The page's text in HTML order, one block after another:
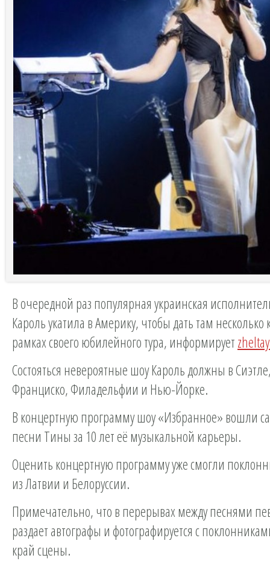
В очередной раз популярная украинская
Кароль укатила в Америку, чтобы дать там несколько
рамках своего юбилейного тура, информирует
Состояться невероятные шоу Кароль должны в
Франциско, Филадельфии и Нью-Йорке.
В концертную программу шоу «Избранное» вошли
песни Тины за 10 лет её музыкальной карьеры.
Оценить концертную программу уже смогли
из Латвии и Белоруссии.
Примечательно, что в перерывах между песнями
раздает автографы и фотографируется с
край сцены.